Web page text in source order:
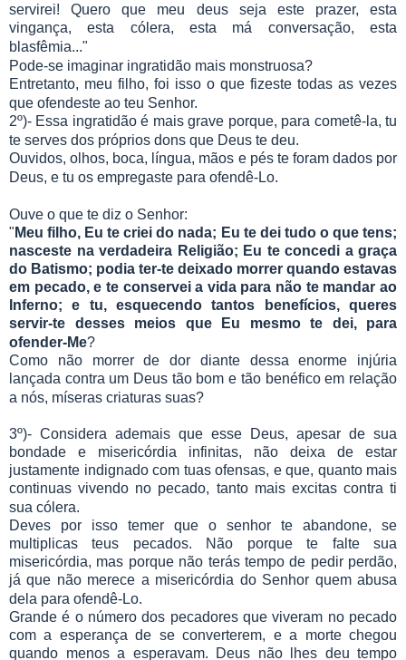
servirei! Quero que meu deus seja este prazer, esta
vingança, esta cólera, esta má conversação, esta
blasfêmia..."
Pode-se imaginar ingratidão mais monstruosa?
Entretanto, meu filho, foi isso o que fizeste todas as vezes
que ofendeste ao teu Senhor.
2º)- Essa ingratidão é mais grave porque, para cometê-la, tu
te serves dos próprios dons que Deus te deu.
Ouvidos, olhos, boca, língua, mãos e pés te foram dados por
Deus, e tu os empregaste para ofendê-Lo.
Ouve o que te diz o Senhor:
" Meu filho, Eu te criei do nada; Eu te dei tudo o que tens;
nasceste na verdadeira Religião; Eu te concedi a graça
do Batismo; podia ter-te deixado morrer quando estavas
em pecado, e te conservei a vida para não te mandar ao
Inferno; e tu, esquecendo tantos benefícios, queres
servir-te desses meios que Eu mesmo te dei, para
ofender-Me?
Como não morrer de dor diante dessa enorme injúria
lançada contra um Deus tão bom e tão benéfico em relação
a nós, míseras criaturas suas?
3º)- Considera ademais que esse Deus, apesar de sua
bondade e misericórdia infinitas, não deixa de estar
justamente indignado com tuas ofensas, e que, quanto mais
continuas vivendo no pecado, tanto mais excitas contra ti
sua cólera.
Deves por isso temer que o senhor te abandone, se
multiplicas teus pecados. Não porque te falte sua
misericórdia, mas porque não terás tempo de pedir perdão,
já que não merece a misericórdia do Senhor quem abusa
dela para ofendê-Lo.
Grande é o número dos pecadores que viveram no pecado
com a esperança de se converterem, e a morte chegou
quando menos a esperavam. Deus não lhes deu tempo